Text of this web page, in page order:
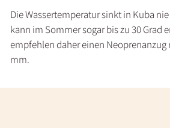
Die Wassertemperatur sinkt in Kuba
kann im Sommer sogar bis zu 30 Grad
empfehlen daher einen Neoprenanzug
mm.